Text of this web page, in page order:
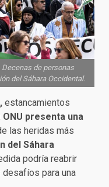
de personas
del Sáhara Occidental.
estancamientos
ONU presenta una
las heridas más
del Sáhara
podría reabrir
para una